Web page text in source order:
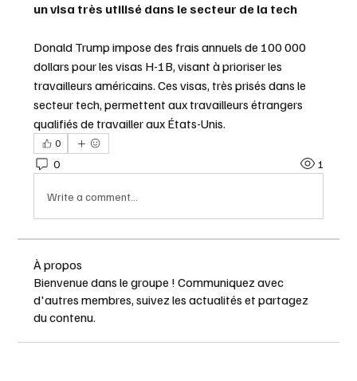
un visa très utilisé dans le secteur de la tech
Donald Trump impose des frais annuels de 100 000
dollars pour les visas H-1B, visant à prioriser les
travailleurs américains. Ces visas, très prisés dans le
secteur tech, permettent aux travailleurs étrangers
qualifiés de travailler aux États-Unis.
0
0 1
Write a comment...
À propos
Bienvenue dans le groupe ! Communiquez avec
d'autres membres, suivez les actualités et partagez
du contenu.